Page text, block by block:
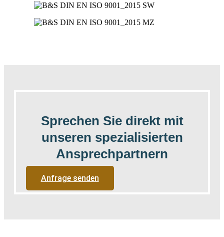
Sprechen Sie direkt mit
unseren spezialisierten
Ansprechpartnern
Anfrage senden